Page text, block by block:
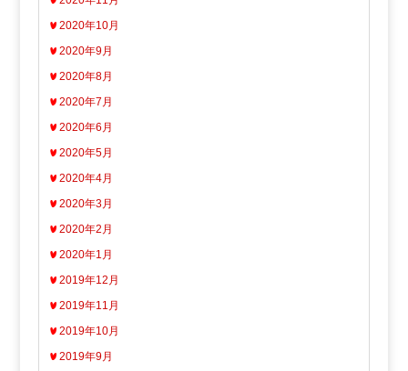
2020年10月
2020年9月
2020年8月
2020年7月
2020年6月
2020年5月
2020年4月
2020年3月
2020年2月
2020年1月
2019年12月
2019年11月
2019年10月
2019年9月